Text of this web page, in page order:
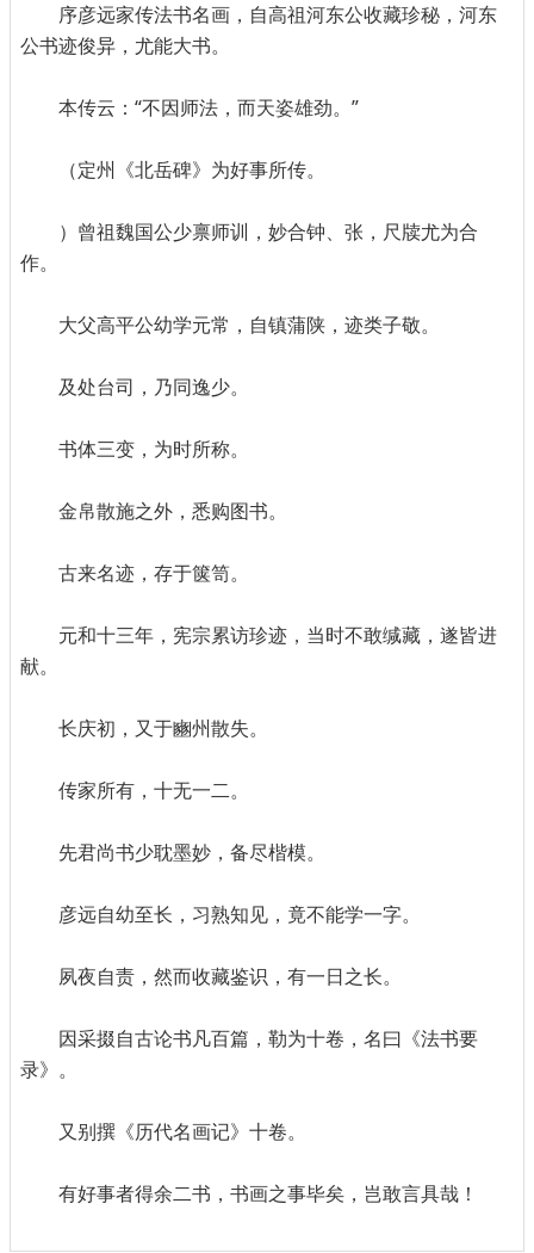
序彦远家传法书名画，自高祖河东公收藏珍秘，河东
公书迹俊异，尤能大书。
本传云：“不因师法，而天姿雄劲。”
（定州《北岳碑》为好事所传。
）曾祖魏国公少禀师训，妙合钟、张，尺牍尤为合
作。
大父高平公幼学元常，自镇蒲陕，迹类子敬。
及处台司，乃同逸少。
书体三变，为时所称。
金帛散施之外，悉购图书。
古来名迹，存于箧笥。
元和十三年，宪宗累访珍迹，当时不敢缄藏，遂皆进
献。
长庆初，又于豳州散失。
传家所有，十无一二。
先君尚书少耽墨妙，备尽楷模。
彦远自幼至长，习熟知见，竟不能学一字。
夙夜自责，然而收藏鉴识，有一日之长。
因采掇自古论书凡百篇，勒为十卷，名曰《法书要
录》。
又别撰《历代名画记》十卷。
有好事者得余二书，书画之事毕矣，岂敢言具哉！